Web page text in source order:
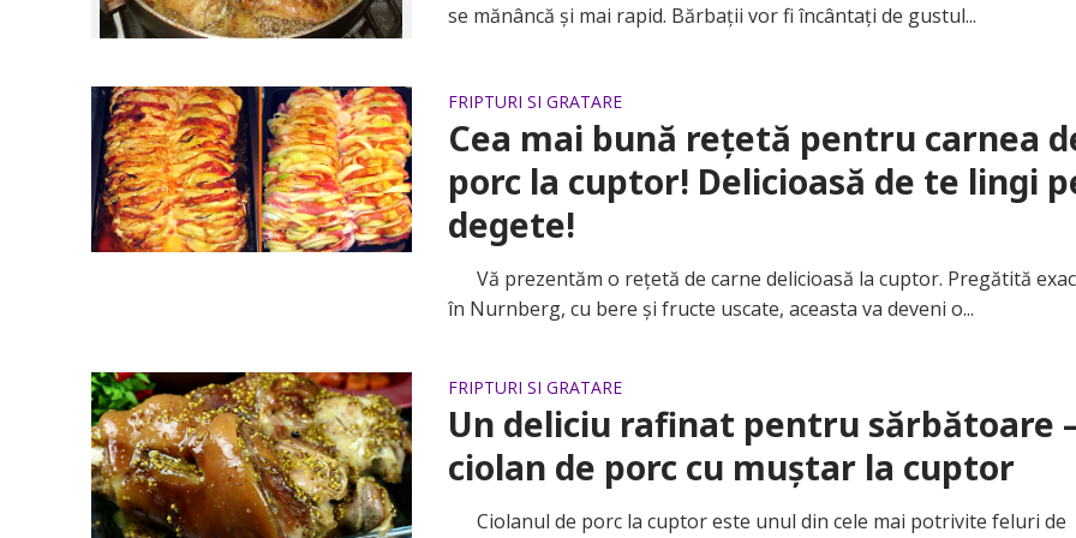
se mănâncă și mai rapid. Bărbații vor fi încântați de gustul...
FRIPTURI SI GRATARE
Cea mai bună rețetă pentru carnea
porc la cuptor! Delicioasă de te lingi
degete!
Vă prezentăm o rețetă de carne delicioasă la cuptor. Pregătită
în Nurnberg, cu bere și fructe uscate, aceasta va deveni o...
FRIPTURI SI GRATARE
Un deliciu rafinat pentru sărbătoare
ciolan de porc cu muștar la cuptor
Ciolanul de porc la cuptor este unul din cele mai potrivite feluri de